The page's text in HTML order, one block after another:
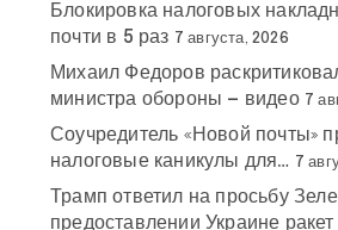
Блокировка налоговых
почти в 5 раз 7 августа, 2026
Михаил Федоров
министра обороны — видео 7
Соучредитель «Новой почты»
налоговые каникулы для… 7
Трамп ответил на просьбу
предоставлении Украине